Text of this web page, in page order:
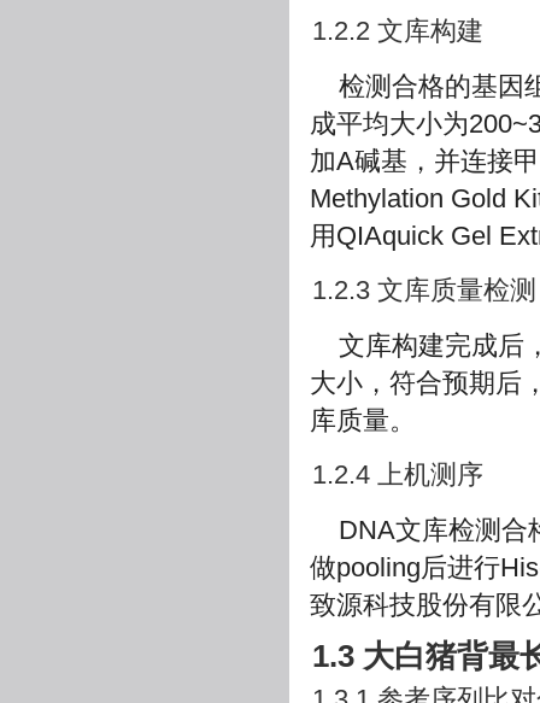
1.2.2 文库构建
检测合格的基因
成平均大小为
加A碱基，并连接
Methylation Gold
用QIAquick Gel
1.2.3 文库质量检测
文库构建完成后
大小，符合预期后
库质量。
1.2.4 上机测序
DNA文库检测合
做pooling后进行
致源科技股份有限
1.3 大白猪背最